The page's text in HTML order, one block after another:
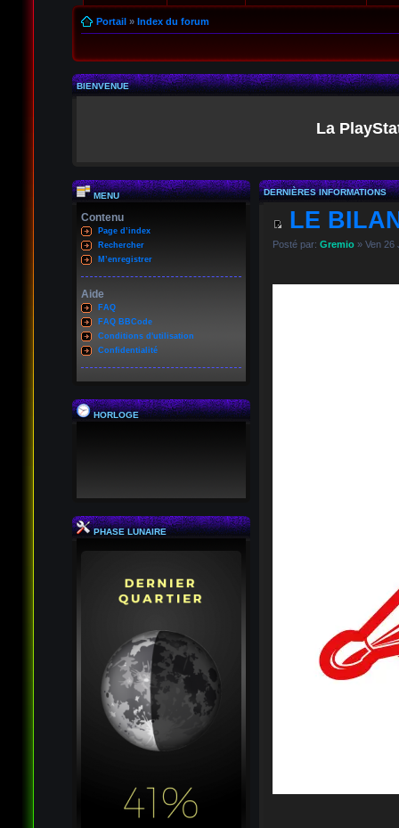
Portail» Index du forum
BIENVENUE
La
MENU
Contenu
Page d’index
Rechercher
M’enregistrer
Aide
FAQ
FAQ BBCode
Conditions d'utilisation
Confidentialité
HORLOGE
PHASE LUNAIRE
DERNIÈRES INFORMATIONS
LE
Posté par: Gremio» Ven 26